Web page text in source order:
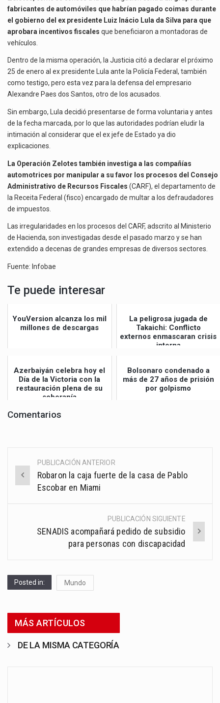
fabricantes de automóviles que habrían pagado coimas durante
el gobierno del ex presidente Luiz Inácio Lula da Silva para que
aprobara incentivos fiscales que beneficiaron a montadoras de
vehículos.
Dentro de la misma operación, la Justicia citó a declarar el próximo
25 de enero al ex presidente Lula ante la Policía Federal, también
como testigo, pero esta vez para la defensa del empresario
Alexandre Paes dos Santos, otro de los acusados.
Sin embargo, Lula decidió presentarse de forma voluntaria y antes
de la fecha marcada, por lo que las autoridades podrían eludir la
intimación al considerar que el ex jefe de Estado ya dio
explicaciones.
La Operación Zelotes también investiga a las compañías
automotrices por manipular a su favor los procesos del Consejo
Administrativo de Recursos Fiscales (CARF), el departamento de
la Receita Federal (fisco) encargado de multar a los defraudadores
de impuestos.
Las irregularidades en los procesos del CARF, adscrito al Ministerio
de Hacienda, son investigadas desde el pasado marzo y se han
extendido a decenas de grandes empresas de diversos sectores.
Fuente: Infobae
Te puede interesar
YouVersion alcanza los mil
millones de descargas
La peligrosa jugada de
Takaichi: Conflicto
externos enmascaran crisis
interna
Azerbaiyán celebra hoy el
Día de la Victoria con la
restauración plena de su
soberanía
Bolsonaro condenado a
más de 27 años de prisión
por golpismo
Comentarios
Post
navigation
PUBLICACIÓN ANTERIOR
Robaron la caja fuerte de la casa de Pablo
Escobar en Miami
PUBLICACIÓN SIGUIENTE
SENADIS acompañará pedido de subsidio
para personas con discapacidad
Posted in: Mundo
MÁS ARTÍCULOS
DE LA MISMA CATEGORÍA